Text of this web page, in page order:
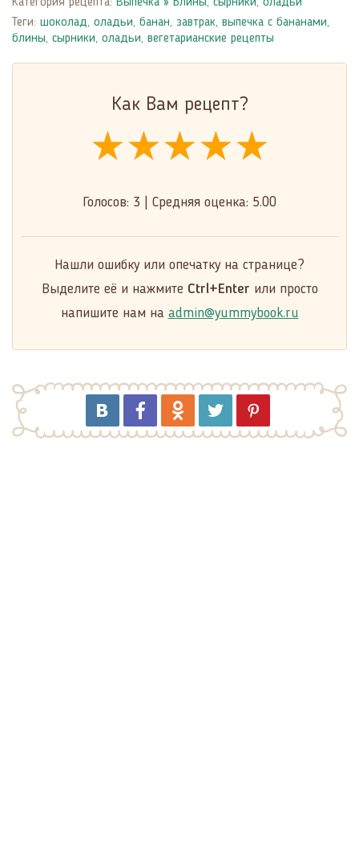
Теги: шоколад, оладьи, банан, завтрак, выпечка с бананами,
блины, сырники, оладьи, вегетарианские рецепты
Как Вам рецепт?
★★★★★
★★★★★
★★★★★
Голосов: 3 Средняя оценка: 5.00
Нашли ошибку или опечатку на странице?
Выделите её и нажмите Ctrl+Enter или просто
напишите нам на admin@yummybook.ru